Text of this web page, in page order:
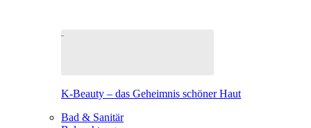
K-Beauty – das Geheimnis schöner Haut
Bad & Sanitär